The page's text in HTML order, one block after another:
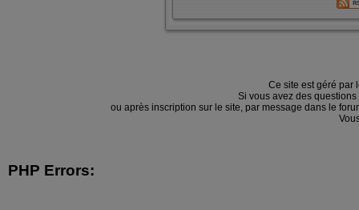
Ce site est géré par
Si vous avez des
ou après inscription sur le site, par message dans le
PHP Errors: